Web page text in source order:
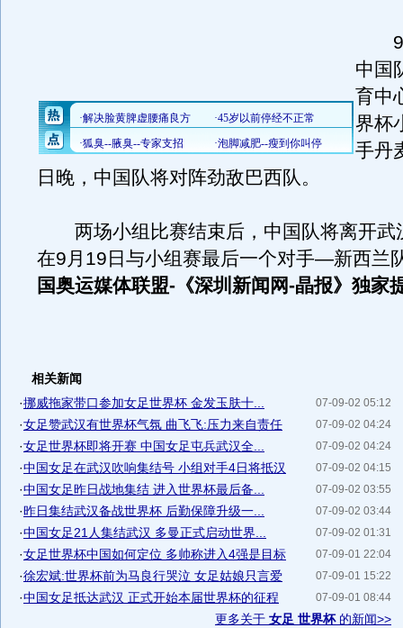
9
中国
育中
界杯
手丹
日晚，中国队将对阵劲敌巴西队。
两场小组比赛结束后，中国队将离开武
在9月19日与小组赛最后一个对手—新西
国奥运媒体联盟-《深圳新闻网-晶报》独家
相关新闻
07-09-02 05:12
·挪威拖家带口参加女足世界杯 金发玉肤十...
07-09-02 04:24
·女足赞武汉有世界杯气氛 曲飞飞:压力来自责任
07-09-02 04:24
·女足世界杯即将开赛 中国女足屯兵武汉全...
07-09-02 04:15
·中国女足在武汉吹响集结号 小组对手4日将抵汉
07-09-02 03:55
·中国女足昨日战地集结 进入世界杯最后备...
07-09-02 03:44
·昨日集结武汉备战世界杯 后勤保障升级一...
07-09-02 01:31
·中国女足21人集结武汉 多曼正式启动世界...
07-09-01 22:04
·女足世界杯中国如何定位 多帅称进入4强是目标
07-09-01 15:22
·徐宏斌:世界杯前为马良行哭泣 女足姑娘只言爱
07-09-01 08:44
·中国女足抵达武汉 正式开始本届世界杯的征程
更多关于 女足 世界杯的新闻>>